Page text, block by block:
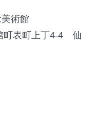
術館
町表町上丁4-4 仙